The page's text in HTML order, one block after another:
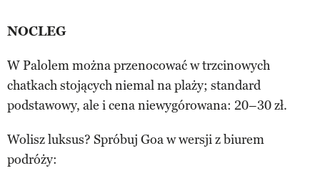
NOCLEG
W Palolem można przenocować w trzcinowych
chatkach stojących niemal na plaży; standard
podstawowy, ale i cena niewygórowana: 20–30 zł.
Wolisz luksus? Spróbuj Goa w wersji z biurem
podróży: